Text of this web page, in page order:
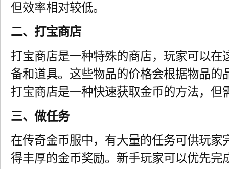
但效率相对较低。
二、打宝商店
打宝商店是一种特殊的商店，玩家可以在
备和道具。这些物品的价格会根据物品的
打宝商店是一种快速获取金币的方法，但
三、做任务
在传奇金币服中，有大量的任务可供玩家
得丰厚的金币奖励。新手玩家可以优先完